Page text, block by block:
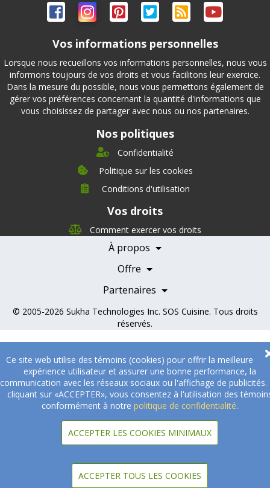
Ce site web utilise des témoins (cookies) pour offrir la meilleure
expérience utilisateur et assurer une bonne performance, la
communication avec les réseaux sociaux ou l'affichage de publicités.
cliquant sur «ACCEPTER», vous consentez à l'utilisation des
conformément à notre politique de confidentialité.
ACCEPTER LES COOKIES MINIMAUX
ACCEPTER TOUS LES COOKIES
Vos informations personnelles
Lorsque nous recueillons vos informations personnelles, nous vous
informons toujours de vos droits et vous facilitons leur exercice.
Dans la mesure du possible, nous vous permettons également de
gérer vos préférences concernant la quantité d'informations que
vous choisissez de partager avec nous ou nos partenaires.
Nos politiques
Confidentialité
Politique sur les cookies
Conditions d'utilisation
Vos droits
Comment exercer vos droits
À propos
Direction
Nutrition
Offre
Témoignages
Partenaires
Nos partenaires
Devenir Partenaire
Professionnels de la santé
© 2005-2026 Sukha Technologies Inc. SOS Cuisine. Tous droits
réservés.